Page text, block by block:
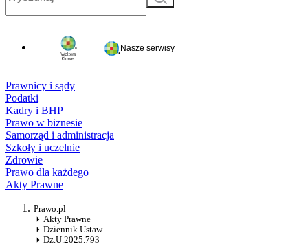
Nasze serwisy
Prawnicy i sądy
Podatki
Kadry i BHP
Prawo w biznesie
Samorząd i administracja
Szkoły i uczelnie
Zdrowie
Prawo dla każdego
Akty Prawne
Prawo.pl
Akty Prawne
Dziennik Ustaw
Dz.U.2025.793